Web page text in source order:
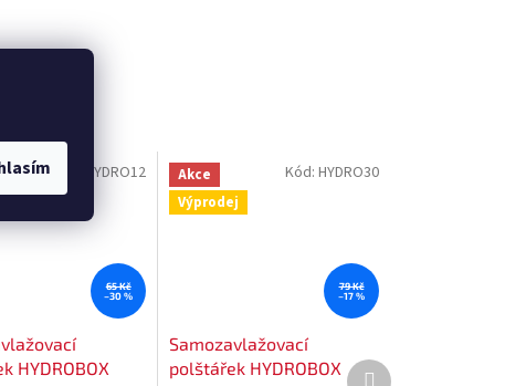
65 Kč
–30 %
HYDROBOX
HYDRO12
Akce
Výprodej
79 Kč
–17 %
Samozavlažovací
polštářek HYDROBOX
Kód: HYDRO30
Další